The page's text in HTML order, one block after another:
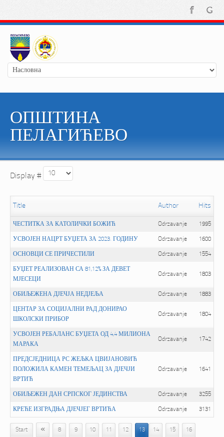
ОПШТИНА
ПЕЛАГИЋЕВО
Display #
Title Author Hits
ЧЕСТИТКА ЗА КАТОЛИЧКИ БОЖИЋ Odrzavanje 1995
УСВОЈЕН НАЦРТ БУЏЕТА ЗА 2023. ГОДИНУ Odrzavanje 1600
ОСНОВЦИ СЕ ПРИЧЕСТИЛИ Odrzavanje 1554
БУЏЕТ РЕАЛИЗОВАН СА 81,12% ЗА ДЕВЕТ
МЈЕСЕЦИ
Odrzavanje 1803
ОБИЉЕЖЕНА ДЈЕЧЈА НЕДЈЕЉА Odrzavanje 1883
ЦЕНТАР ЗА СОЦИЈАЛНИ РАД ДОНИРАО
ШКОЛСКИ ПРИБОР
Odrzavanje 1804
УСВОЈЕН РЕБАЛАНС БУЏЕТА ОД 4,4 МИЛИОНА
МАРАКА
Odrzavanje 1742
ПРЕДСЈЕДНИЦА РС ЖЕЉКА ЦВИЈАНОВИЋ
ПОЛОЖИЛА КАМЕН ТЕМЕЉАЦ ЗА ДЈЕЧЈИ
ВРТИЋ
Odrzavanje 1641
ОБИЉЕЖЕН ДАН СРПСКОГ ЈЕДИНСТВА Odrzavanje 3255
КРЕЋЕ ИЗГРАДЊА ДЈЕЧЈЕГ ВРТИЋА Odrzavanje 3131
Start « 8 9 10 11 12 13 14 15 16